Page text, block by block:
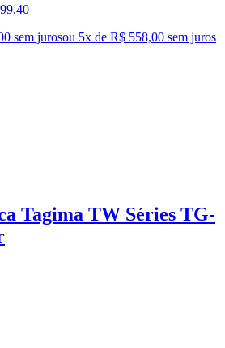
,40
sem jurosou 5x de R$ 558,00 sem juros
Tagima TW Séries TG-